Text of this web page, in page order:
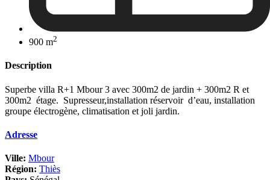
900 m2
Description
Superbe villa R+1 Mbour 3 avec 300m2 de jardin + 300m2 R et
300m2 étage. Supresseur,installation réservoir d’eau, installation
groupe électrogène, climatisation et joli jardin.
Adresse
Ville: Mbour
Région: Thiès